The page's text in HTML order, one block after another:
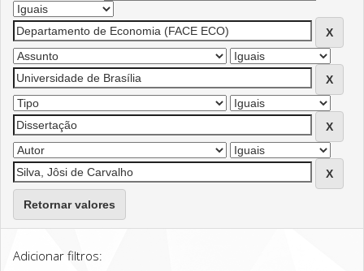
Retornar valores
Adicionar filtros: